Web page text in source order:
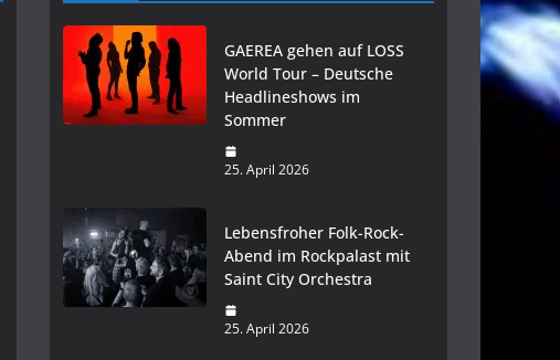
GAEREA gehen auf LOSS
World Tour – Deutsche
Headlineshows im
Sommer
25. April 2026
Lebensfroher Folk-Rock-
Abend im Rockpalast mit
Saint City Orchestra
25. April 2026